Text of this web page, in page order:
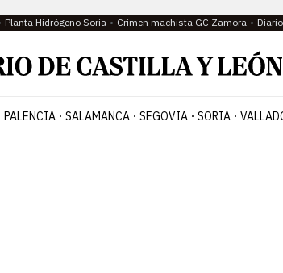
Planta Hidrógeno Soria Crimen machista GC Zamora
PALENCIA SALAMANCA SEGOVIA SORIA